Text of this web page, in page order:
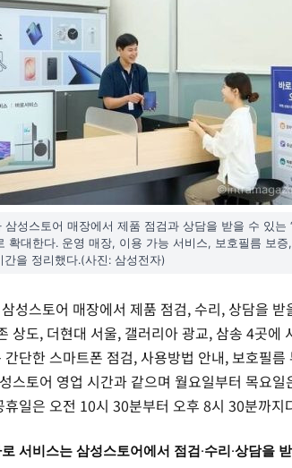
삼성스토어 매장에서 제품 점검과 상담을 받을 수 있는
확대한다. 운영 매장, 이용 가능 서비스, 보호필름 보증
을 정리했다.(사진: 삼성전자)
성스토어 매장에서 제품 점검, 수리, 상담을 받
상도, 더현대 서울, 갤러리아 광교, 삼송 4곳에
단한 스마트폰 점검, 사용방법 안내, 보호필
스토어 영업 시간과 같으며 월요일부터 목요
휴일은 오전 10시 30분부터 오후 8시 30분까지
서비스는 삼성스토어에서 점검·수리·상담을